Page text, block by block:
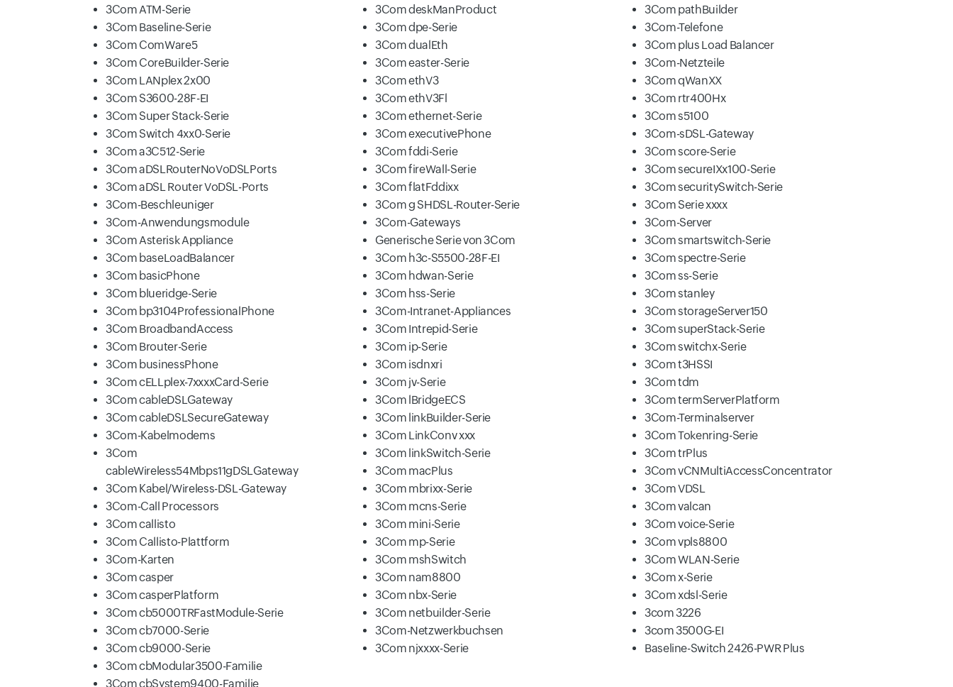
3Com ATM-Serie
3Com Baseline-Serie
3Com ComWare5
3Com CoreBuilder-Serie
3Com LANplex 2x00
3Com S3600-28F-EI
3Com Super Stack-Serie
3Com Switch 4xx0-Serie
3Com a3C512-Serie
3Com aDSLRouterNoVoDSLPorts
3Com aDSL Router VoDSL-Ports
3Com-Beschleuniger
3Com-Anwendungsmodule
3Com Asterisk Appliance
3Com baseLoadBalancer
3Com basicPhone
3Com blueridge-Serie
3Com bp3104ProfessionalPhone
3Com BroadbandAccess
3Com Brouter-Serie
3Com businessPhone
3Com cELLplex-7xxxxCard-Serie
3Com cableDSLGateway
3Com cableDSLSecureGateway
3Com-Kabelmodems
3Com
cableWireless54Mbps11gDSLGateway
3Com Kabel/Wireless-DSL-Gateway
3Com-Call Processors
3Com callisto
3Com Callisto-Plattform
3Com-Karten
3Com casper
3Com casperPlatform
3Com cb5000TRFastModule-Serie
3Com cb7000-Serie
3Com cb9000-Serie
3Com cbModular3500-Familie
3Com cbSystem9400-Familie
3Com deskManProduct
3Com dpe-Serie
3Com dualEth
3Com easter-Serie
3Com ethV3
3Com ethV3Fl
3Com ethernet-Serie
3Com executivePhone
3Com fddi-Serie
3Com fireWall-Serie
3Com flatFddixx
3Com g SHDSL-Router-Serie
3Com-Gateways
Generische Serie von 3Com
3Com h3c-S5500-28F-EI
3Com hdwan-Serie
3Com hss-Serie
3Com-Intranet-Appliances
3Com Intrepid-Serie
3Com ip-Serie
3Com isdnxri
3Com jv-Serie
3Com lBridgeECS
3Com linkBuilder-Serie
3Com LinkConv xxx
3Com linkSwitch-Serie
3Com macPlus
3Com mbrixx-Serie
3Com mcns-Serie
3Com mini-Serie
3Com mp-Serie
3Com mshSwitch
3Com nam8800
3Com nbx-Serie
3Com netbuilder-Serie
3Com-Netzwerkbuchsen
3Com njxxxx-Serie
3Com pathBuilder
3Com-Telefone
3Com plus Load Balancer
3Com-Netzteile
3Com qWanXX
3Com rtr400Hx
3Com s5100
3Com-sDSL-Gateway
3Com score-Serie
3Com secureIXx100-Serie
3Com securitySwitch-Serie
3Com Serie xxxx
3Com-Server
3Com smartswitch-Serie
3Com spectre-Serie
3Com ss-Serie
3Com stanley
3Com storageServer150
3Com superStack-Serie
3Com switchx-Serie
3Com t3HSSI
3Com tdm
3Com termServerPlatform
3Com-Terminalserver
3Com Tokenring-Serie
3Com trPlus
3Com vCNMultiAccessConcentrator
3Com VDSL
3Com valcan
3Com voice-Serie
3Com vpls8800
3Com WLAN-Serie
3Com x-Serie
3Com xdsl-Serie
3com 3226
3com 3500G-EI
Baseline-Switch 2426-PWR Plus